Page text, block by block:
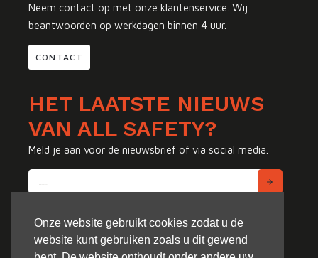
Onze website gebruikt cookies zodat u de
website kunt gebruiken zoals u dit gewend
Neem contact op met onze klantenservice. Wij
beantwoorden op werkdagen binnen 4 uur.
CONTACT
HET LAATSTE NIEUWS
VAN ALL SAFETY?
Meld je aan voor de nieuwsbrief of via social media.